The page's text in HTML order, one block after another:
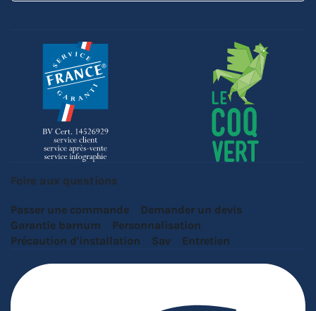
Foire aux questions
Passer une commande
Demander un devis
Garantie barnum
Personnalisation
Précaution d'installation
Sav Entretien